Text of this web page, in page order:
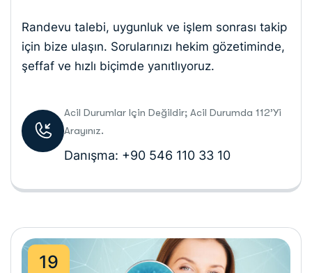
Randevu talebi, uygunluk ve işlem sonrası takip
için bize ulaşın. Sorularınızı hekim gözetiminde,
şeffaf ve hızlı biçimde yanıtlıyoruz.
Acil Durumlar Için Değildir; Acil Durumda 112’yi
Arayınız.
Danışma: +90 546 110 33 10
19